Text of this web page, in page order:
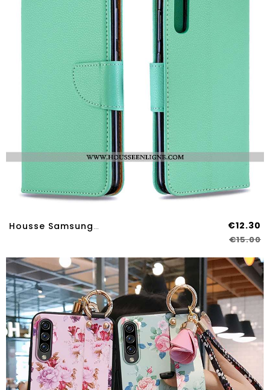
Housse Samsung Galaxy A70s Portefeuille Tendance Carte Protection Tout Compris Vert Coque Verte €12.30
€15.00